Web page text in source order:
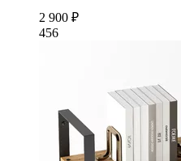
2 900 ₽
456